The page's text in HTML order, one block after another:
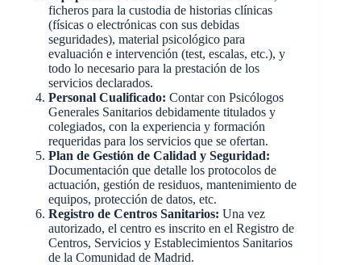
ficheros para la custodia de historias clínicas
(físicas o electrónicas con sus debidas
seguridades), material psicológico para
evaluación e intervención (test, escalas, etc.), y
todo lo necesario para la prestación de los
servicios declarados.
Personal Cualificado: Contar con Psicólogos
Generales Sanitarios debidamente titulados y
colegiados, con la experiencia y formación
requeridas para los servicios que se ofertan.
Plan de Gestión de Calidad y Seguridad:
Documentación que detalle los protocolos de
actuación, gestión de residuos, mantenimiento de
equipos, protección de datos, etc.
Registro de Centros Sanitarios: Una vez
autorizado, el centro es inscrito en el Registro de
Centros, Servicios y Establecimientos Sanitarios
de la Comunidad de Madrid.